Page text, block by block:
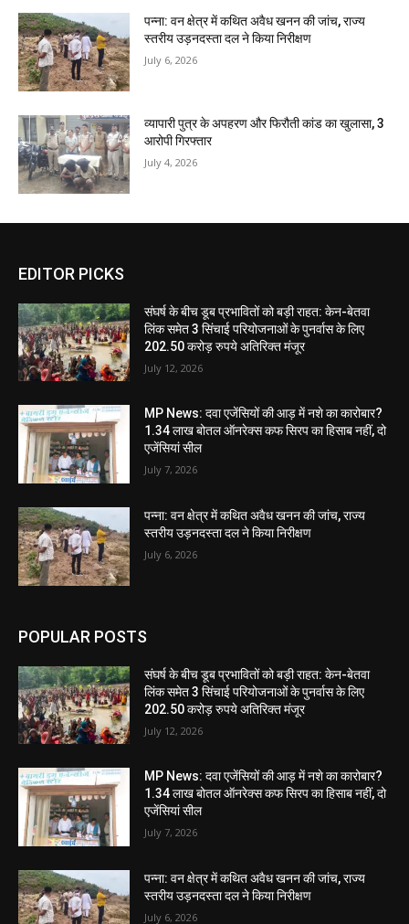
पन्ना: वन क्षेत्र में कथित अवैध खनन की जांच, राज्य
स्तरीय उड़नदस्ता दल ने किया निरीक्षण
July 6, 2026
व्यापारी पुत्र के अपहरण और फिरौती कांड का खुलासा, 3
आरोपी गिरफ्तार
July 4, 2026
EDITOR PICKS
संघर्ष के बीच डूब प्रभावितों को बड़ी राहत: केन-बेतवा
लिंक समेत 3 सिंचाई परियोजनाओं के पुनर्वास के लिए
202.50 करोड़ रुपये अतिरिक्त मंजूर
July 12, 2026
MP News: दवा एजेंसियों की आड़ में नशे का कारोबार?
1.34 लाख बोतल ऑनरेक्स कफ सिरप का हिसाब नहीं, दो
एजेंसियां सील
July 7, 2026
पन्ना: वन क्षेत्र में कथित अवैध खनन की जांच, राज्य
स्तरीय उड़नदस्ता दल ने किया निरीक्षण
July 6, 2026
POPULAR POSTS
संघर्ष के बीच डूब प्रभावितों को बड़ी राहत: केन-बेतवा
लिंक समेत 3 सिंचाई परियोजनाओं के पुनर्वास के लिए
202.50 करोड़ रुपये अतिरिक्त मंजूर
July 12, 2026
MP News: दवा एजेंसियों की आड़ में नशे का कारोबार?
1.34 लाख बोतल ऑनरेक्स कफ सिरप का हिसाब नहीं, दो
एजेंसियां सील
July 7, 2026
पन्ना: वन क्षेत्र में कथित अवैध खनन की जांच, राज्य
स्तरीय उड़नदस्ता दल ने किया निरीक्षण
July 6, 2026